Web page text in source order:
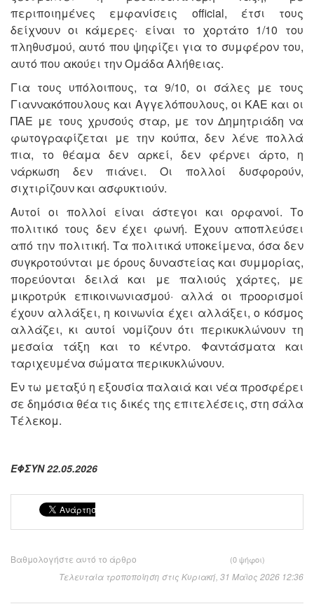
περιποιημένες εμφανίσεις οfficial, έτσι τους
δείχνουν οι κάμερες· είναι το χορτάτο 1/10 του
πληθυσμού, αυτό που ψηφίζει για το συμφέρον του,
αυτό που ακούει την Ομάδα Αλήθειας.
Για τους υπόλοιπους, τα 9/10, οι σάλες με τους
Γιαννακόπουλους και Αγγελόπουλους, οι ΚΑΕ και οι
ΠΑΕ με τους χρυσούς σταρ, με τον Δημητριάδη να
φωτογραφίζεται με την κούπα, δεν λένε πολλά
πια, το θέαμα δεν αρκεί, δεν φέρνει άρτο, η
νάρκωση δεν πιάνει. Οι πολλοί δυσφορούν,
σιχτιρίζουν και ασφυκτιούν.
Αυτοί οι πολλοί είναι άστεγοι και ορφανοί. Το
πολιτικό τους δεν έχει φωνή. Έχουν αποπλεύσει
από την πολιτική. Τα πολιτικά υποκείμενα, όσα δεν
συγκροτούνται με όρους δυναστείας και συμμορίας,
πορεύονται δειλά και με παλιούς χάρτες, με
μικροτρύκ επικοινωνιασμού· αλλά οι προορισμοί
έχουν αλλάξει, η κοινωνία έχει αλλάξει, ο κόσμος
αλλάζει, κι αυτοί νομίζουν ότι περικυκλώνουν τη
μεσαία τάξη και το κέντρο. Φαντάσματα και
ταριχευμένα σώματα περικυκλώνουν.
Εν τω μεταξύ η εξουσία παλαιά και νέα προσφέρει
σε δημόσια θέα τις δικές της επιτελέσεις, στη σάλα
Τέλεκομ.
ΕΦΣΥΝ 22.05.2026
Βαθμολογήστε αυτό το άρθρο (0 ψήφοι)
Τελευταία τροποποίηση στις Κυριακή, 31 Μαϊος 2026 12:36